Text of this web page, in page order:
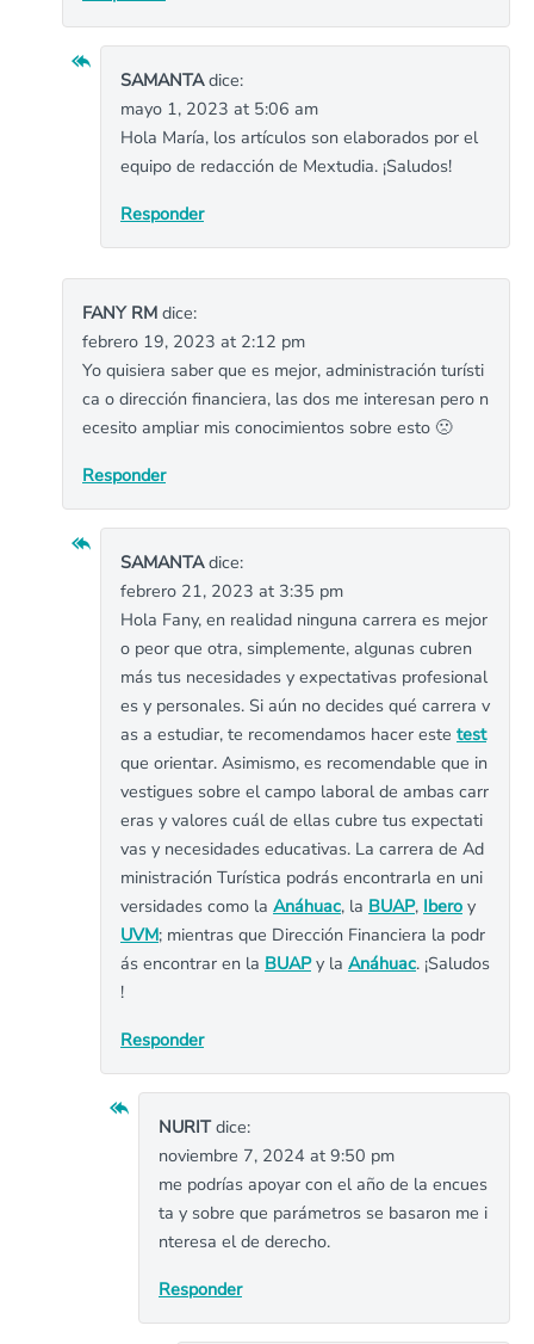
SAMANTAdice:
mayo 1, 2023 at 5:06 am
Hola María, los artículos son elaborados por el
equipo de redacción de Mextudia. ¡Saludos!
Responder
FANY RM dice:
febrero 19, 2023 at 2:12 pm
Yo quisiera saber que es mejor, administración turísti
ca o dirección financiera, las dos me interesan pero n
ecesito ampliar mis conocimientos sobre esto 🙁
Responder
SAMANTAdice:
febrero 21, 2023 at 3:35 pm
Hola Fany, en realidad ninguna carrera es mejor
o peor que otra, simplemente, algunas cubren
más tus necesidades y expectativas profesional
es y personales. Si aún no decides qué carrera v
as a estudiar, te recomendamos hacer este test
que orientar. Asimismo, es recomendable que in
vestigues sobre el campo laboral de ambas carr
eras y valores cuál de ellas cubre tus expectati
vas y necesidades educativas. La carrera de Ad
ministración Turística podrás encontrarla en uni
versidades como la Anáhuac, la BUAP, Ibero y
UVM; mientras que Dirección Financiera la podr
ás encontrar en la BUAPy la Anáhuac. ¡Saludos
!
Responder
NURITdice:
noviembre 7, 2024 at 9:50 pm
me podrías apoyar con el año de la encues
ta y sobre que parámetros se basaron me i
nteresa el de derecho.
Responder